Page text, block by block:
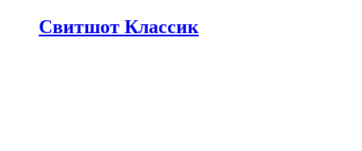
Свитшот Классик